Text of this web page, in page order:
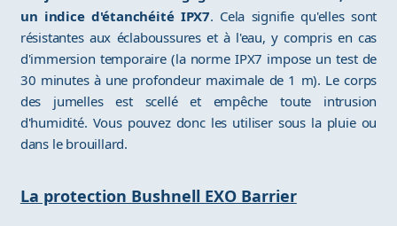
un indice d'étanchéité IPX7. Cela signifie qu'elles sont
résistantes aux éclaboussures et à l'eau, y compris en cas
d'immersion temporaire (la norme IPX7 impose un test de
30 minutes à une profondeur maximale de 1 m). Le corps
des jumelles est scellé et empêche toute intrusion
d'humidité. Vous pouvez donc les utiliser sous la pluie ou
dans le brouillard.
La protection Bushnell EXO Barrier